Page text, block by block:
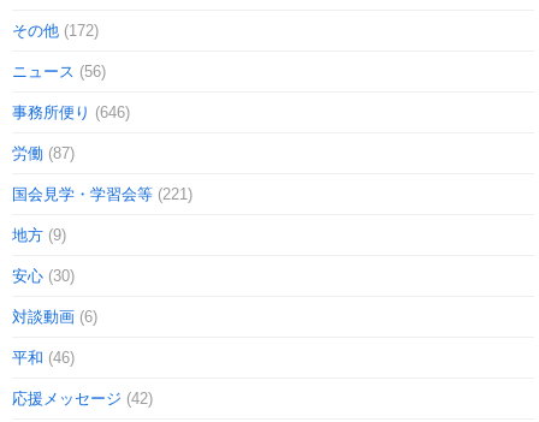
その他 (172)
ニュース (56)
事務所便り (646)
労働 (87)
国会見学・学習会等 (221)
地方 (9)
安心 (30)
対談動画 (6)
平和 (46)
応援メッセージ (42)